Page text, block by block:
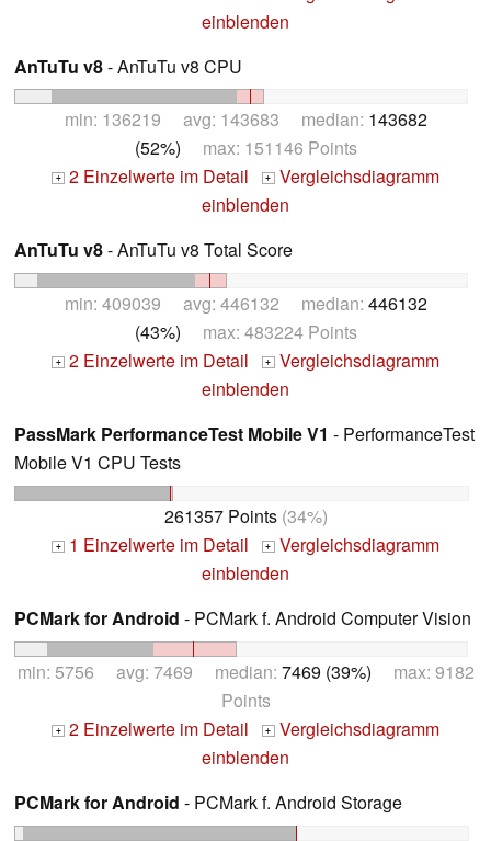
einblenden
AnTuTu v8- AnTuTu v8 CPU
min: 136219 avg: 143683 median: 143682
(52%) max: 151146 Points
+ 2 Einzelwerte im Detail + Vergleichsdiagramm
einblenden
AnTuTu v8- AnTuTu v8 Total Score
min: 409039 avg: 446132 median: 446132
(43%) max: 483224 Points
+ 2 Einzelwerte im Detail + Vergleichsdiagramm
einblenden
PassMark PerformanceTest Mobile V1 - PerformanceTest
Mobile V1 CPU Tests
261357 Points(34%)
+ 1 Einzelwerte im Detail + Vergleichsdiagramm
einblenden
PCMark for Android - PCMark f. Android Computer Vision
min: 5756 avg: 7469 median: 7469 (39%) max: 9182
Points
+ 2 Einzelwerte im Detail + Vergleichsdiagramm
einblenden
PCMark for Android - PCMark f. Android Storage